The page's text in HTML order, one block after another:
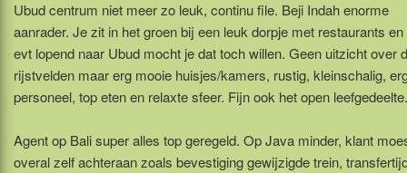
Ubud centrum niet meer zo leuk, continu file. Beji Indah enorme
aanrader. Je zit in het groen bij een leuk dorpje met restaurants
evt lopend naar Ubud mocht je dat toch willen. Geen uitzicht over
rijstvelden maar erg mooie huisjes/kamers, rustig, kleinschalig,
personeel, top eten en relaxte sfeer. Fijn ook het open leefgedeelte.
Agent op Bali super alles top geregeld. Op Java minder, klant
overal zelf achteraan zoals bevestiging gewijzigde trein,